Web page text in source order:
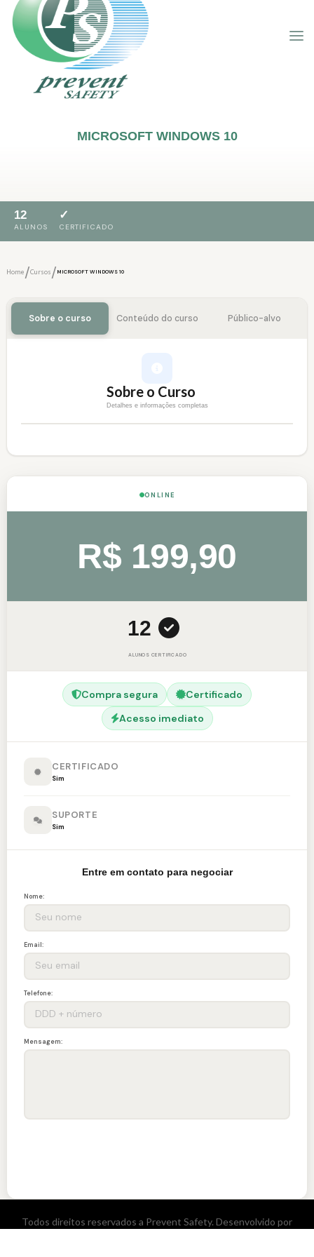
MICROSOFT WINDOWS 10
12
ALUNOS
✓
CERTIFICADO
Home/Cursos/ MICROSOFT WINDOWS 10
Sobre o curso Conteúdo do curso Público-alvo
Sobre o Curso
Detalhes e informações completas
ONLINE
R$ 199,90
12
ALUNOS CERTIFICADO
Compra segura
Certificado
Acesso imediato
CERTIFICADO
Sim
SUPORTE
Sim
Entre em contato para negociar
Nome:
Email:
Telefone:
Mensagem:
Todos direitos reservados a Prevent Safety. Desenvolvido por